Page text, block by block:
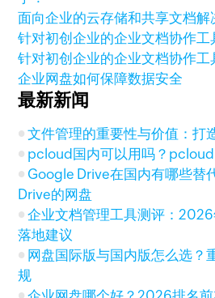
面向企业的云存储和共享文档解
针对初创企业的企业文档协作工
针对初创企业的企业文档协作工
企业网盘如何保障数据安全
最新新闻
文件管理的重要性与价值：打
pcloud国内可以用吗？
Google Drive在国内有哪些替
Drive的网盘
企业文档管理工具测评：
落地建议
网盘国际版与国内版怎么选？
规